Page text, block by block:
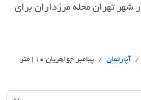
110 متری در شهر تهران محله مرزداران برای
اجاره
آپارتمان پیامبر جواهریان 110متر